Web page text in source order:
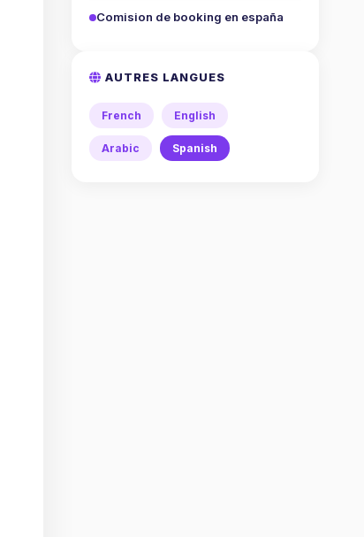
Comision de booking en españa
AUTRES LANGUES
French English
Arabic Spanish